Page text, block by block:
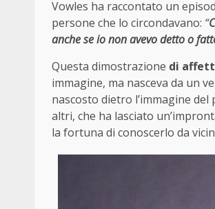
Vowles ha raccontato un
persone che lo circondavano: “
anche se io non avevo detto o
Questa dimostrazione di
immagine, ma nasceva da un
nascosto dietro l’immagine
altri, che ha lasciato
la fortuna di conoscerlo da